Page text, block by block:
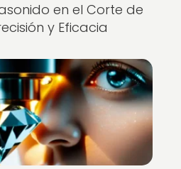
en el Corte de
y Eficacia